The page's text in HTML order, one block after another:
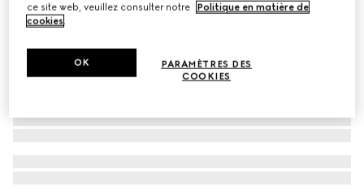
ce site web, veuillez consulter notre
Politique en matière de
cookies.
PARAMÈTRES DES
COOKIES
OK